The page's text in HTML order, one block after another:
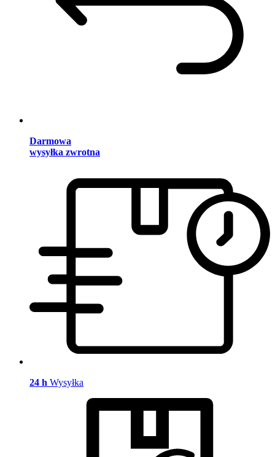
Darmowa
wysyłka zwrotna
24 h Wysyłka